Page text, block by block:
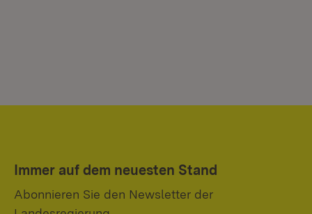
Immer auf dem neuesten Stand
Abonnieren Sie den Newsletter der